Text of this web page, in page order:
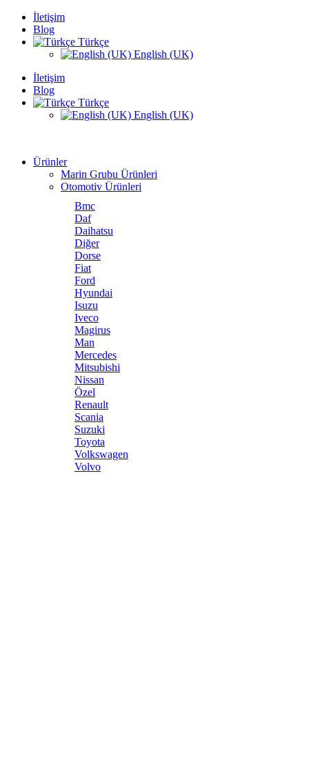
İletişim
Blog
Türkçe
English (UK)
İletişim
Blog
Türkçe
English (UK)
Ürünler
Marin Grubu Ürünleri
Otomotiv Ürünleri
Bmc
Daf
Daihatsu
Diğer
Dorse
Fiat
Ford
Hyundai
Isuzu
Iveco
Magirus
Man
Mercedes
Mitsubishi
Nissan
Özel
Renault
Scania
Suzuki
Toyota
Volkswagen
Volvo